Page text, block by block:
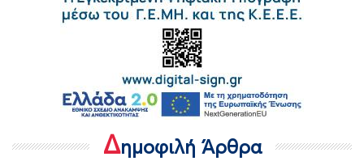
Δημοφιλή Άρθρα